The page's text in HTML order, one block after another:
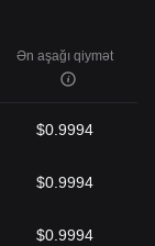
Ən aşağı qiymət
$0.9994
$0.9994
$0.9994